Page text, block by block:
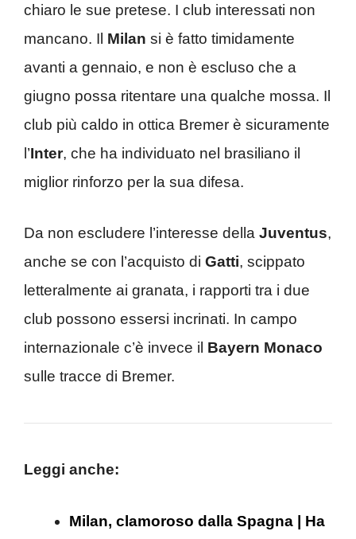
chiaro le sue pretese. I club interessati non
mancano. Il Milan si è fatto timidamente
avanti a gennaio, e non è escluso che a
giugno possa ritentare una qualche mossa. Il
club più caldo in ottica Bremer è sicuramente
l’Inter, che ha individuato nel brasiliano il
miglior rinforzo per la sua difesa.
Da non escludere l’interesse della Juventus,
anche se con l’acquisto di Gatti, scippato
letteralmente ai granata, i rapporti tra i due
club possono essersi incrinati. In campo
internazionale c’è invece il Bayern Monaco
sulle tracce di Bremer.
Leggi anche:
Milan, clamoroso dalla Spagna | Ha